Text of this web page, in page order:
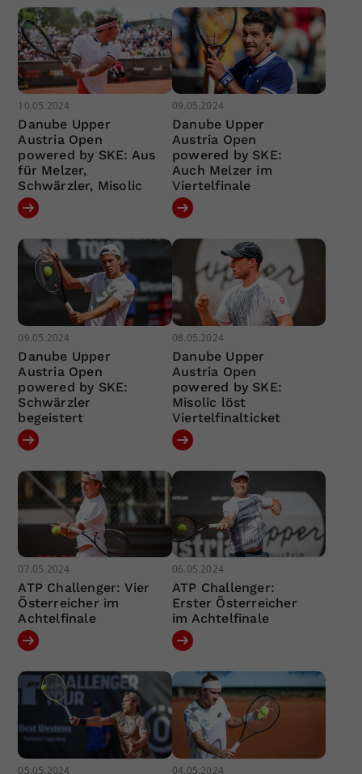
10.05.2024
Danube Upper
Austria Open
powered by SKE: Aus
für Melzer,
Schwärzler, Misolic
09.05.2024
Danube Upper
Austria Open
powered by SKE:
Auch Melzer im
Viertelfinale
09.05.2024
Danube Upper
Austria Open
powered by SKE:
Schwärzler
begeistert
08.05.2024
Danube Upper
Austria Open
powered by SKE:
Misolic löst
Viertelfinalticket
07.05.2024
ATP Challenger: Vier
Österreicher im
Achtelfinale
06.05.2024
ATP Challenger:
Erster Österreicher
im Achtelfinale
05.05.2024 04.05.2024